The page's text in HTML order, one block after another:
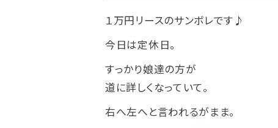
１万円リースのサンボレです♪
今日は定休日。
すっかり娘達の方が
道に詳しくなっていて。
右へ左へと言われるがまま。